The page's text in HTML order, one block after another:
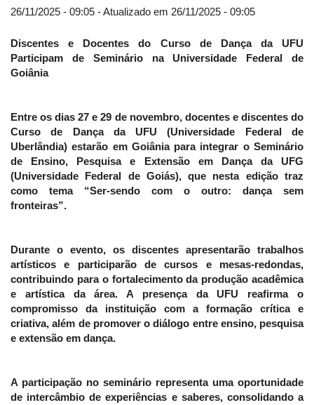
26/11/2025 - 09:05 - Atualizado em 26/11/2025 - 09:05
Discentes e Docentes do Curso de Dança da UFU
Participam de Seminário na Universidade Federal de
Goiânia
Entre os dias 27 e 29 de novembro, docentes e discentes do
Curso de Dança da UFU (Universidade Federal de
Uberlândia) estarão em Goiânia para integrar o Seminário
de Ensino, Pesquisa e Extensão em Dança da UFG
(Universidade Federal de Goiás), que nesta edição traz
como tema “Ser-sendo com o outro: dança sem
fronteiras”.
Durante o evento, os discentes apresentarão trabalhos
artísticos e participarão de cursos e mesas-redondas,
contribuindo para o fortalecimento da produção acadêmica
e artística da área. A presença da UFU reafirma o
compromisso da instituição com a formação crítica e
criativa, além de promover o diálogo entre ensino, pesquisa
e extensão em dança.
A participação no seminário representa uma oportunidade
de intercâmbio de experiências e saberes, consolidando a